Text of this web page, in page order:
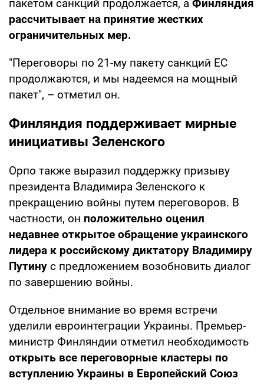
пакетом санкций продолжается, а Финляндия
рассчитывает на принятие жестких
ограничительных мер.
"Переговоры по 21-му пакету санкций ЕС
продолжаются, и мы надеемся на мощный
пакет", – отметил он.
Финляндия поддерживает мирные
инициативы Зеленского
Орпо также выразил поддержку призыву
президента Владимира Зеленского к
прекращению войны путем переговоров. В
частности, он положительно оценил
недавнее открытое обращение украинского
лидера к российскому диктатору Владимиру
Путину с предложением возобновить диалог
по завершению войны.
Отдельное внимание во время встречи
уделили евроинтеграции Украины. Премьер-
министр Финляндии отметил необходимость
открыть все переговорные кластеры по
вступлению Украины в Европейский Союз